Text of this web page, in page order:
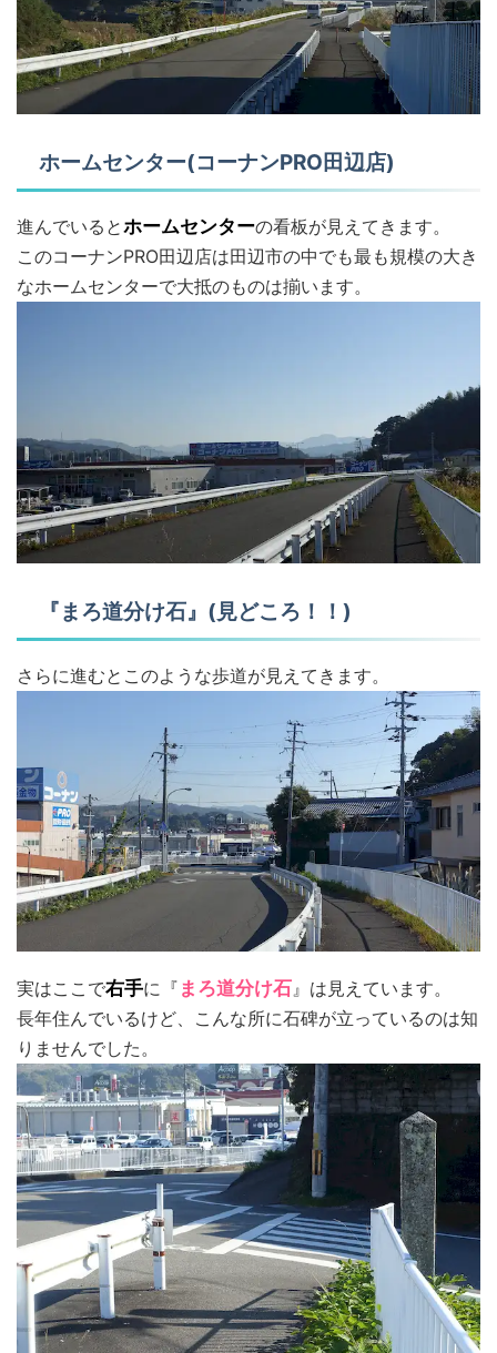
ホームセンター(コーナンPRO田辺店)
進んでいるとホームセンターの看板が見えてきます。
このコーナンPRO田辺店は田辺市の中でも最も規模の大き
なホームセンターで大抵のものは揃います。
『まろ道分け石』(見どころ！！)
さらに進むとこのような歩道が見えてきます。
実はここで右手に『 まろ道分け石 』は見えています。
長年住んでいるけど、こんな所に石碑が立っているのは知
りませんでした。